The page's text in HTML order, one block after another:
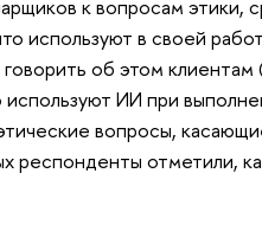
к вопросам этики,
используют в своей
об этом клиентам
ИИ при
вопросы,
респонденты отметили,